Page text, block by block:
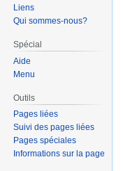
Liens
Qui sommes-nous?
Spécial
Aide
Menu
Outils
Pages liées
Suivi des pages liées
Pages spéciales
Informations sur la page